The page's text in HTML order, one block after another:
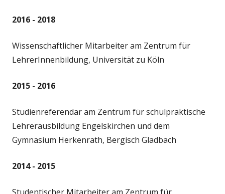
2016 - 2018
Wissenschaftlicher Mitarbeiter am Zentrum für
LehrerInnenbildung, Universität zu Köln
2015 - 2016
Studienreferendar am Zentrum für schulpraktische
Lehrerausbildung Engelskirchen und dem
Gymnasium Herkenrath, Bergisch Gladbach
2014 - 2015